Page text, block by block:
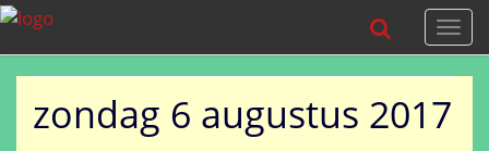
zondag 6 augustus 2017